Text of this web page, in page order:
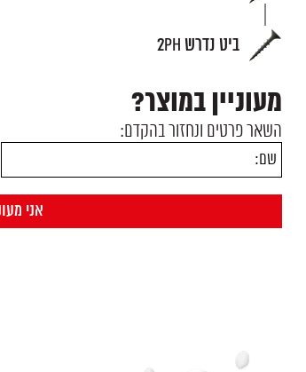
ביט נדרש 2PH
מעוניין במוצר?
השאר פרטים ונחזור בהקדם: